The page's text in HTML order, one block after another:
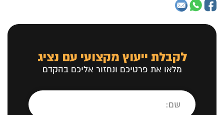
לקבלת ייעוץ מקצועי עם נציג
מלאו את פרטיכם ונחזור אליכם בהקדם